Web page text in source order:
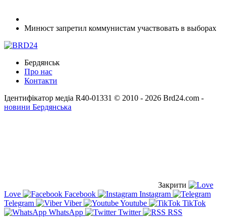
Минюст запретил коммунистам участвовать в выборах
Бердянськ
Про нас
Контакти
Ідентифікатор медіа R40-01331 © 2010 - 2026 Brd24.com -
новини Бердянська
Закрити
Love
Facebook
Instagram
Telegram
Viber Youtube
TikTok
WhatsApp
Twitter RSS